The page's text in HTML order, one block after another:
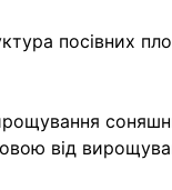
посівних
від